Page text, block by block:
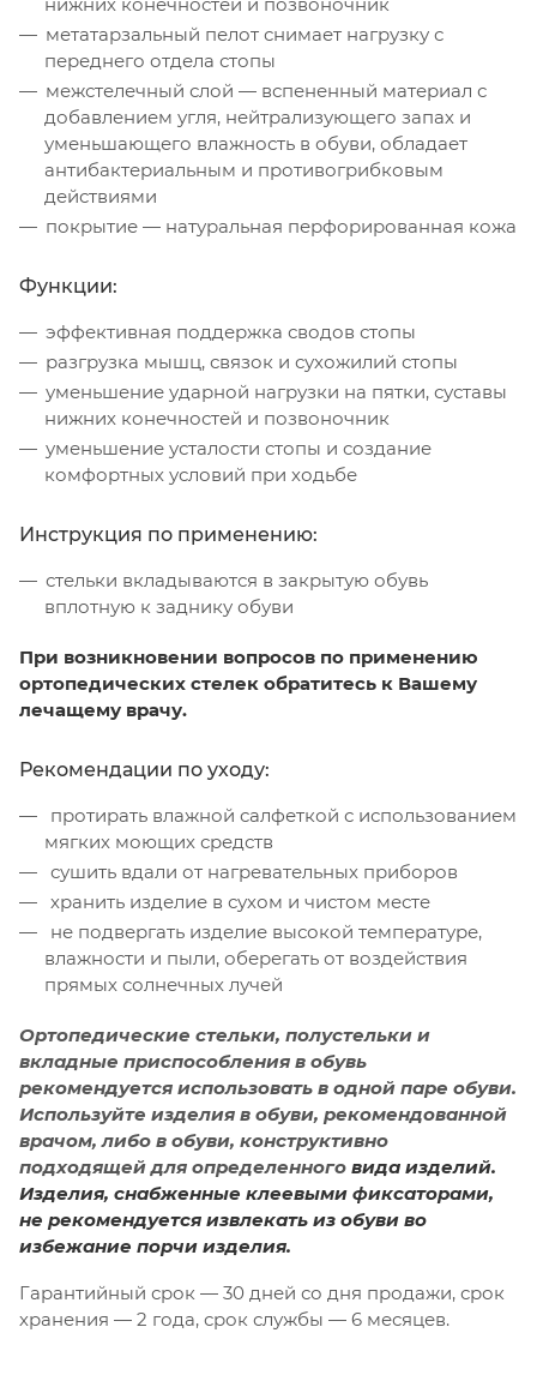
метатарзальный пелот снимает нагрузку с
переднего отдела стопы
межстелечный слой — вспененный материал с
добавлением угля, нейтрализующего запах и
уменьшающего влажность в обуви, обладает
антибактериальным и противогрибковым
действиями
покрытие — натуральная перфорированная кожа
Функции:
эффективная поддержка сводов стопы
разгрузка мышц, связок и сухожилий стопы
уменьшение ударной нагрузки на пятки, суставы
нижних конечностей и позвоночник
уменьшение усталости стопы и создание
комфортных условий при ходьбе
Инструкция по применению:
стельки вкладываются в закрытую обувь
вплотную к заднику обуви
При возникновении вопросов по применению
ортопедических стелек обратитесь к Вашему
лечащему врачу.
Рекомендации по уходу:
протирать влажной салфеткой с использованием
мягких моющих средств
сушить вдали от нагревательных приборов
хранить изделие в сухом и чистом месте
не подвергать изделие высокой температуре,
влажности и пыли, оберегать от воздействия
прямых солнечных лучей
Ортопедические стельки, полустельки и
вкладные приспособления в обувь
рекомендуется использовать в одной паре обуви.
Используйте изделия в обуви, рекомендованной
врачом, либо в обуви, конструктивно
подходящей для определенного вида изделий.
Изделия, снабженные клеевыми фиксаторами,
не рекомендуется извлекать из обуви во
избежание порчи изделия.
Гарантийный срок — 30 дней со дня продажи, срок
хранения — 2 года, срок службы — 6 месяцев.